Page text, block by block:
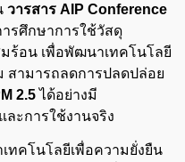
วารสาร AIP Conference
ารศึกษาการใช้วัสดุ
ร้อน เพื่อพัฒนาเทคโนโลยี
สามารถลดการปลดปล่อย
2.5ได้อย่างมี
ะการใช้งานจริง
ทคโนโลยีเพื่อความยั่งยืน